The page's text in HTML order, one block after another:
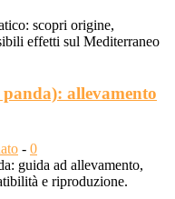
scopri origine,
effetti sul Mediterraneo
allevamento
- 0
guida ad allevamento,
e riproduzione.